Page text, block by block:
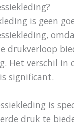
is geen
drukverloop
Het verschil in
significant.
is
druk te